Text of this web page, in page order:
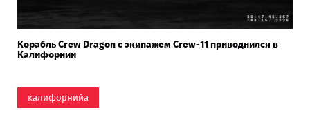
Корабль Crew Dragon с экипажем Crew-11 приводнился в
Калифорнии
калифорнийа